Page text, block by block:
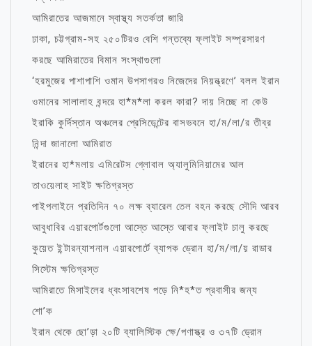
আমিরাতের আজমানে স্বাস্থ্য সতর্কতা জারি
ঢাকা, চট্টগ্রাম-সহ ২৫০টিরও বেশি গন্তব্যে ফ্লাইট সম্প্রসারণ
করছে আমিরাতের বিমান সংস্থাগুলো
‘হরমুজের পাশাপাশি ওমান উপসাগরও নিজেদের নিয়ন্ত্রণে’ বলল ইরান
ওমানের সালালাহ বন্দরে হা*ম*লা করল কারা? দায় নিচ্ছে না কেউ
ইরাকি কুর্দিস্তান অঞ্চলের প্রেসিডেন্টের বাসভবনে হা/ম/লা/র তীব্র
নিন্দা জানালো আমিরাত
ইরানের হা*মলায় এমিরেটস গ্লোবাল অ্যালুমিনিয়ামের আল
তাওয়েলাহ সাইট ক্ষতিগ্রস্ত
পাইপলাইনে প্রতিদিন ৭০ লক্ষ ব্যারেল তেল বহন করছে সৌদি আরব
আবুধাবির এয়ারপোর্টগুলো আস্তে আস্তে আবার ফ্লাইট চালু করছে
কুয়েত ইন্টারন্যাশনাল এয়ারপোর্টে ব্যাপক ড্রোন হা/ম/লা/য় রাডার
সিস্টেম ক্ষতিগ্রস্ত
আমিরাতে মিসাইলের ধ্বংসাবশেষ পড়ে নি*হ*ত প্রবাসীর জন্য
শো’ক
ইরান থেকে ছো’ড়া ২০টি ব্যালিস্টিক ক্ষে/পণাস্ত্র ও ৩৭টি ড্রোন